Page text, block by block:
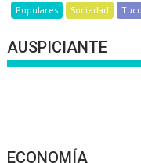
Populares Sociedad
AUSPICIANTE
ECONOMÍA